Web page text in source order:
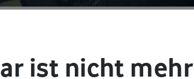
ist nicht mehr